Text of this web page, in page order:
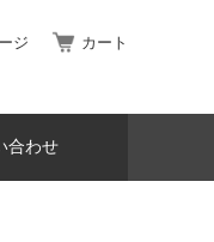
ジ カート
合わせ